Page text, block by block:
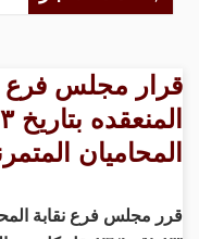
قرار مجلس فرع
المحاميان
قرر مجلس فرع نقابة